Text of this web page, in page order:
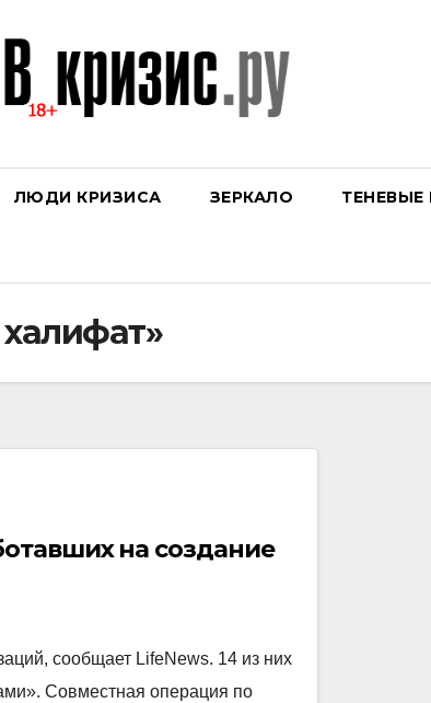
ЛЮДИ КРИЗИСА ЗЕРКАЛО
на создание
сообщает LifeNews. 14 из них
Совместная операция по